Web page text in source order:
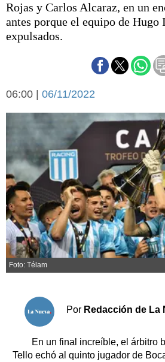
Fútbol
Cines
Economía y campo
Espacio
Sociedad y tiempo
libre
Sociedad
Turismo
Salud
Es viral
El tiempo
Cartón Lleno
Fúnebres
Clasificados
Suplementos
Servicios
Loterías
Rojas y Carlos Alcaraz, en un
antes porque el equipo de
expulsados.
06:00 | 06/11/2022
Foto: Télam
Por Redacción de La
En un final increíble, el árbitro
Tello echó al quinto jugador de